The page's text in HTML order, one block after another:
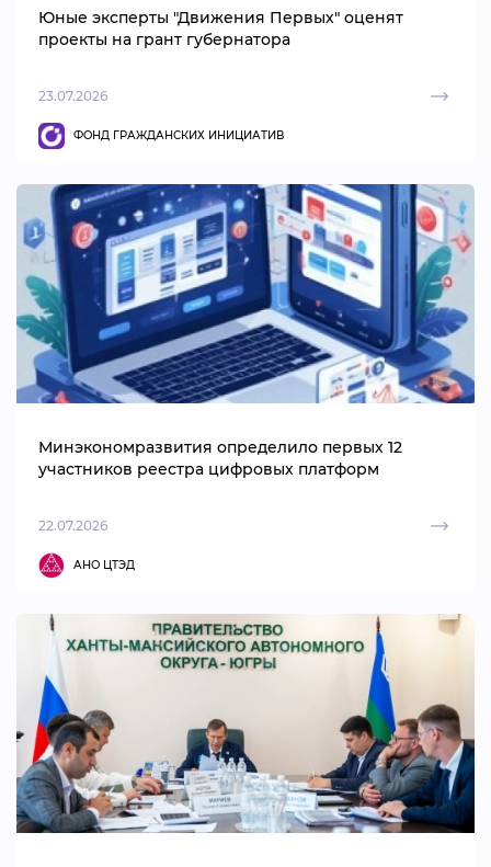
Юные эксперты "Движения Первых" оценят
проекты на грант губернатора
23.07.2026
ФОНД ГРАЖДАНСКИХ ИНИЦИАТИВ
Минэкономразвития определило первых 12
участников реестра цифровых платформ
22.07.2026
АНО ЦТЭД